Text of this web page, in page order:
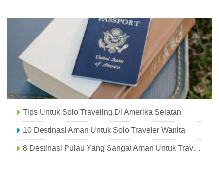
Tips Untuk Solo Traveling Di Amerika Selatan
10 Destinasi Aman Untuk Solo Traveler Wanita
8 Destinasi Pulau Yang Sangat Aman Untuk Traveler Solo